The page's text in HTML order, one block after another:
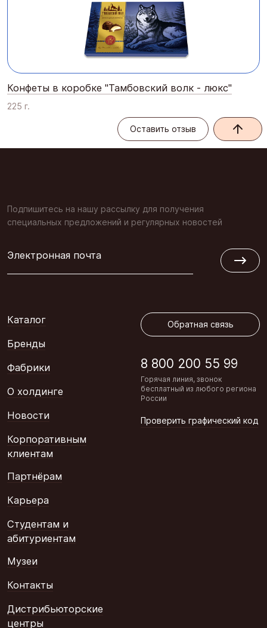
Конфеты в коробке "Тамбовский волк - люкс"
225 г.
Оставить отзыв
Подпишитесь на нашу рассылку для получения
специальных предложений и регулярных новостей
Электронная почта
Каталог
Бренды
Фабрики
О холдинге
Новости
Корпоративным
клиентам
Партнёрам
Карьера
Студентам и
абитуриентам
Музеи
Контакты
Дистрибьюторские
центры
Обратная связь
8 800 200 55 99
Горячая линия, звонок
бесплатный из любого региона
России
Проверить графический код